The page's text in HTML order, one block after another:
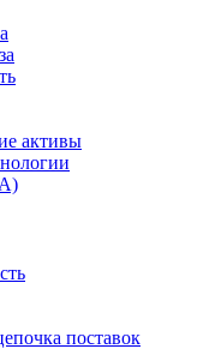
активы
поставок